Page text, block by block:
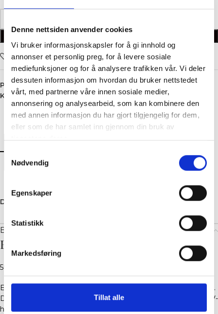
Denne nettsiden anvender cookies
Vi bruker informasjonskapsler for å gi innhold og
annonser et personlig preg, for å levere sosiale
mediefunksjoner og for å analysere trafikken vår. Vi deler
dessuten informasjon om hvordan du bruker nettstedet
vårt, med partnerne våre innen sosiale medier,
annonsering og analysearbeid, som kan kombinere den
med annen informasjon du har gjort tilgjengelig for dem,
eller som de har samlet inn gjennom din bruk av
tjenestene deres.
Samtykkevalg
Nødvendig
Egenskaper
Statistikk
Markedsføring
Tillat alle
Legg i ønskelisten
Produktnummer:5280
Kategori: Cardigan
Dele:
Beskrivelse
Beskrivelse
59% Alpaca ull, 25% Acryl, 15% Nylon, 1% Elastan
En myk strikket cardigan laget i en eksklusiv alpakkaullblanding.
Designet med en avslappet, lett cropped passform og en ren V-
hals.